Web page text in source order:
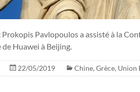
Prokopis Pavlopoulos a assisté à la
Huawei à Beijing.
22/05/2019 Chine, Grèce, Union